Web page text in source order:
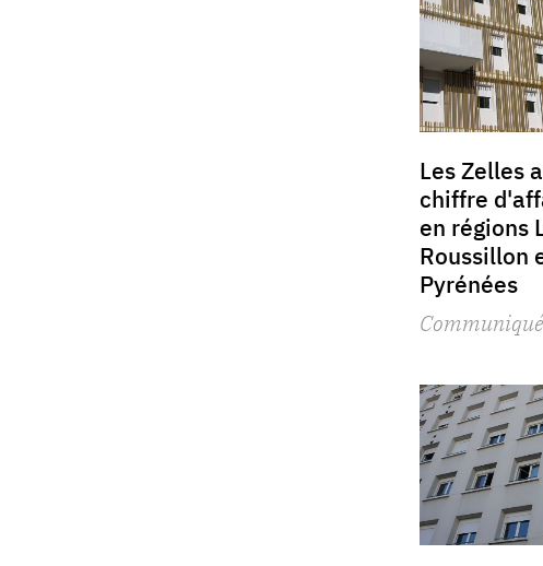
Les Zelles
chiffre
en régions
Roussillon
Pyrénées
Communiqué